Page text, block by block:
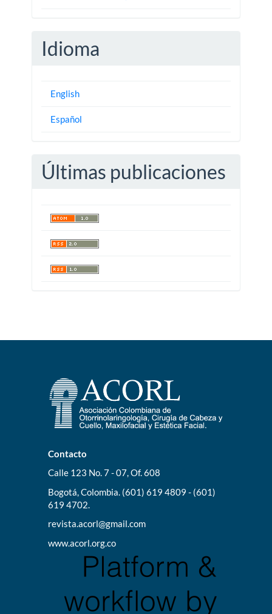
Idioma
English
Español
Últimas publicaciones
Contacto
Calle 123 No. 7 - 07, Of. 608
Bogotá, Colombia. (601) 619 4809 - (601)
619 4702.
revista.acorl@gmail.com
www.acorl.org.co